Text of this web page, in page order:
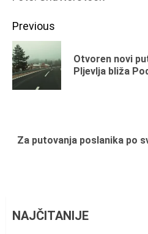
Continue
Reading
Previous
Otvoren novi
Pljevlja bliža
Next
Za putovanja poslanika po
NAJČITANIJE